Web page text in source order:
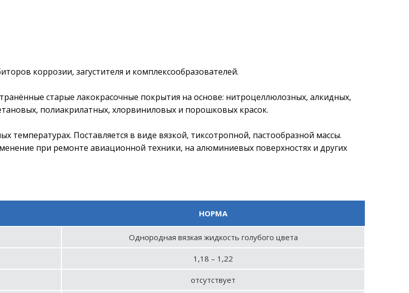
коррозии, загустителя и комплексообразователей.
старые лакокрасочные покрытия на основе: нитроцеллюлозных, алкидных,
полиакрилатных, хлорвиниловых и порошковых красок.
Поставляется в виде вязкой, тиксотропной, пастообразной массы.
при ремонте авиационной техники, на алюминиевых поверхностях и других
НОРМА
Однородная вязкая жидкость голубого цвета
1,18 – 1,22
отсутствует